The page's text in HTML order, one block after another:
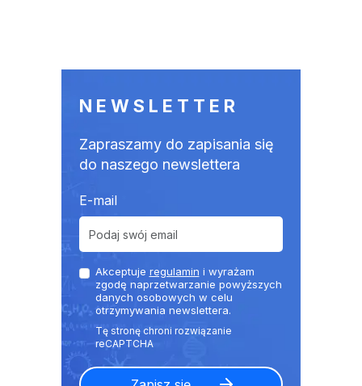
NEWSLETTER
Zapraszamy do zapisania się
do naszego newslettera
E-mail
Akceptuje regulamin i wyrażam
zgodę naprzetwarzanie powyższych
danych osobowych w celu
otrzymywania newslettera.